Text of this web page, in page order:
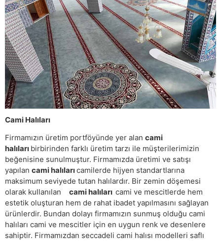
Cami Halıları
Firmamızın üretim portföyünde yer alan cami
halıları birbirinden farklı üretim tarzı ile müşterilerimizin
beğenisine sunulmuştur. Firmamızda üretimi ve satışı
yapılan cami halılarıcamilerde hijyen standartlarına
maksimum seviyede tutan halılardır. Bir zemin döşemesi
olarak kullanılan cami halıları cami ve mescitlerde hem
estetik oluşturan hem de rahat ibadet yapılmasını sağlayan
ürünlerdir. Bundan dolayı firmamızın sunmuş olduğu cami
halıları cami ve mescitler için en uygun renk ve desenlere
sahiptir. Firmamızdan seccadeli cami halısı modelleri saflı